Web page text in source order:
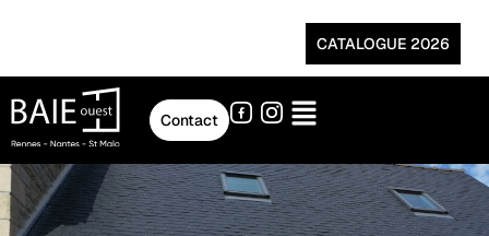
CATALOGUE 2026
Contact